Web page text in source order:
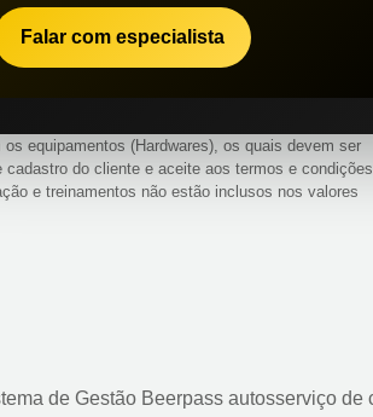
Falar com especialista
equipamentos (Hardwares), os quais devem ser
do cliente e aceite aos termos e condições
e treinamentos não estão inclusos nos valores